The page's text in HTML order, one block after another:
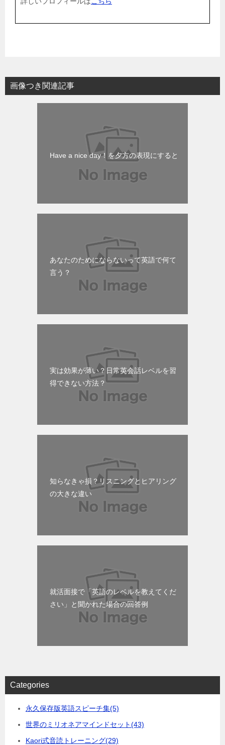
画像つき関連記事
Have a nice day！を夕方の表現にすると
あなたのためにならないって英語で何て
言う？
実は効果が薄い？日常英会話レベルを習
得できない方法？
知らなきゃ損？リスニングとヒアリング
の大きな違い
就活面接で「英語のレベルを教えてくだ
さい」と聞かれた場合の回答例
Categories
永久保存版英語スピーチ集(5)
世界のミリオネアマインドセット(43)
Kaori式音読トレーニング(29)